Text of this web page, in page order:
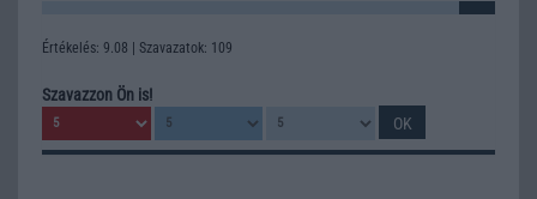
Értékelés: 9.08 | Szavazatok: 109
Szavazzon Ön is!